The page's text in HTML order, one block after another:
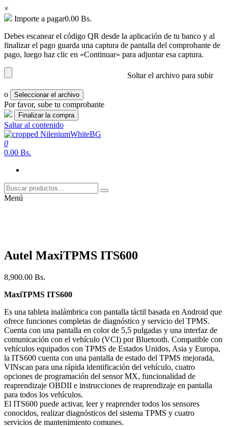
×
Importe a pagar0.00 Bs.
Debes escanear el código QR desde la aplicación de tu banco y al
finalizar el pago guarda una captura de pantalla del comprobante de
pago, luego haz clic en «Continuar» para adjuntar esa captura.
Soltar el archivo para subir
o Seleccionar el archivo
Por favor, sube tu comprobante
Saltar al contenido
nilenium.net
Soluciones
0
0.00 Bs.
Menú
Autel MaxiTPMS ITS600
8,900.00 Bs.
MaxiTPMS ITS600
Es una tableta inalámbrica con pantalla táctil basada en Android que
ofrece funciones completas de diagnóstico y servicio del TPMS.
Cuenta con una pantalla en color de 5,5 pulgadas y una interfaz de
comunicación con el vehículo (VCI) por Bluetooth. Compatible con
vehículos equipados con TPMS de Estados Unidos, Asia y Europa,
la ITS600 cuenta con una pantalla de estado del TPMS mejorada,
VINscan para una rápida identificación del vehículo, cuatro
opciones de programación del sensor MX, funcionalidad de
reaprendizaje OBDII e instrucciones de reaprendizaje en pantalla
para todos los vehículos.
El ITS600 puede activar, leer y reaprender todos los sensores
conocidos, realizar diagnósticos del sistema TPMS y cuatro
servicios de mantenimiento comunes.